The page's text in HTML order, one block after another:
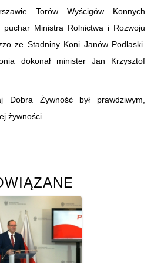
Torów Wyścigów Konnych
puchar Ministra Rolnictwa i Rozwoju
ze Stadniny Koni Janów Podlaski.
dokonał minister Jan Krzysztof
Dobra Żywność był prawdziwym,
żywności.